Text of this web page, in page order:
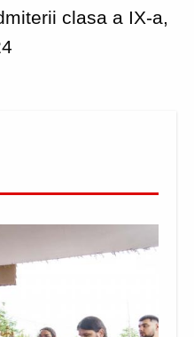
clasa a IX-a,